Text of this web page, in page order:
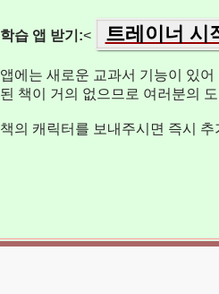
학습 앱 받기:< 트레이너 시
앱에는 새로운 교과서 기능이 있
된 책이 거의 없으므로 여러분의
책의 캐릭터를 보내주시면 즉시